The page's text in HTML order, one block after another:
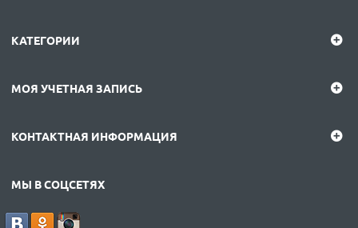
КАТЕГОРИИ
МОЯ УЧЕТНАЯ ЗАПИСЬ
КОНТАКТНАЯ ИНФОРМАЦИЯ
МЫ В СОЦСЕТЯХ